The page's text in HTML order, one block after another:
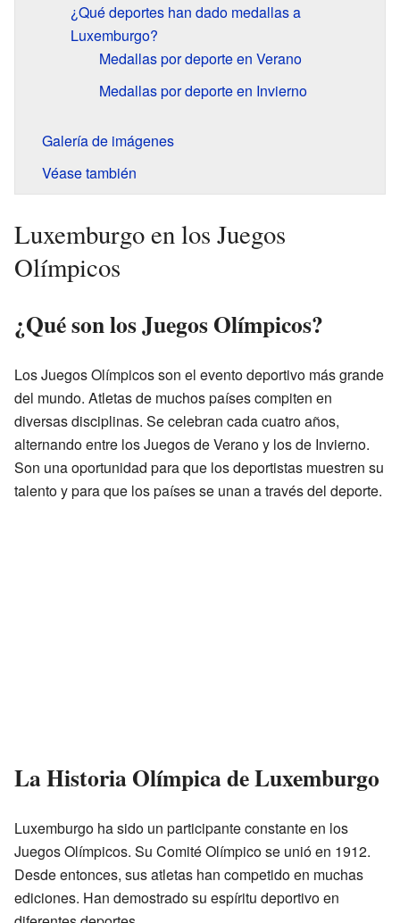
¿Qué deportes han dado medallas a
Luxemburgo?
Medallas por deporte en Verano
Medallas por deporte en Invierno
Galería de imágenes
Véase también
Luxemburgo en los Juegos
Olímpicos
¿Qué son los Juegos Olímpicos?
Los Juegos Olímpicos son el evento deportivo más grande
del mundo. Atletas de muchos países compiten en
diversas disciplinas. Se celebran cada cuatro años,
alternando entre los Juegos de Verano y los de Invierno.
Son una oportunidad para que los deportistas muestren su
talento y para que los países se unan a través del deporte.
La Historia Olímpica de Luxemburgo
Luxemburgo ha sido un participante constante en los
Juegos Olímpicos. Su Comité Olímpico se unió en 1912.
Desde entonces, sus atletas han competido en muchas
ediciones. Han demostrado su espíritu deportivo en